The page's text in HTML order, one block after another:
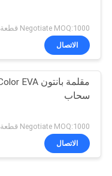
Negotiate MOQ:1000 قطعة
الاتصال
سحاب
Negotiate MOQ:1000 قطعة
الاتصال